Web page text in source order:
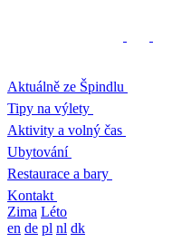
Aktuálně ze Špindlu
Tipy na výlety
Aktivity a volný čas
Ubytování
Restaurace a bary
Kontakt
Zima Léto
en de pl nl dk